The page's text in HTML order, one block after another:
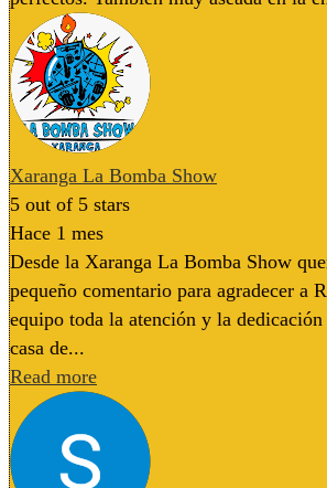
Xaranga La Bomba Show
5 out of 5 stars
Hace 1 mes
Desde la Xaranga La Bomba Show
pequeño comentario para agradecer a
equipo toda la atención y la dedicación
casa de...
Read more